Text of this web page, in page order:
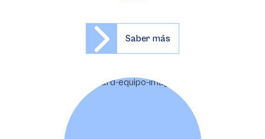
Saber más